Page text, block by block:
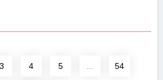
3 4 5 54